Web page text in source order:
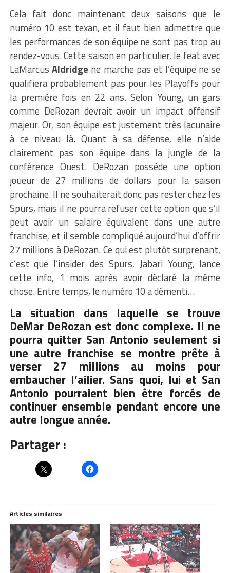
Cela fait donc maintenant deux saisons que le
numéro 10 est texan, et il faut bien admettre que
les performances de son équipe ne sont pas trop au
rendez-vous. Cette saison en particulier, le feat avec
LaMarcus Aldridge ne marche pas et l’équipe ne se
qualifiera probablement pas pour les Playoffs pour
la première fois en 22 ans. Selon Young, un gars
comme DeRozan devrait avoir un impact offensif
majeur. Or, son équipe est justement très lacunaire
à ce niveau là. Quant à sa défense, elle n’aide
clairement pas son équipe dans la jungle de la
conférence Ouest. DeRozan possède une option
joueur de 27 millions de dollars pour la saison
prochaine. Il ne souhaiterait donc pas rester chez les
Spurs, mais il ne pourra refuser cette option que s’il
peut avoir un salaire équivalent dans une autre
franchise, et il semble compliqué aujourd’hui d’offrir
27 millions à DeRozan. Ce qui est plutôt surprenant,
c’est que l’insider des Spurs, Jabari Young, lance
cette info, 1 mois après avoir déclaré la même
chose. Entre temps, le numéro 10 a démenti…
La situation dans laquelle se trouve
DeMar DeRozan est donc complexe. Il ne
pourra quitter San Antonio seulement si
une autre franchise se montre prête à
verser 27 millions au moins pour
embaucher l’ailier. Sans quoi, lui et San
Antonio pourraient bien être forcés de
continuer ensemble pendant encore une
autre longue année.
Partager :
Articles similaires